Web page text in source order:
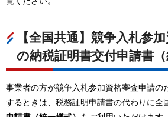
【全国共通】競争入札参
の納税証明書交付申請書（
事業者の方が競争入札参加資格審査申請の
するときは、税務証明申請書の代わりに全